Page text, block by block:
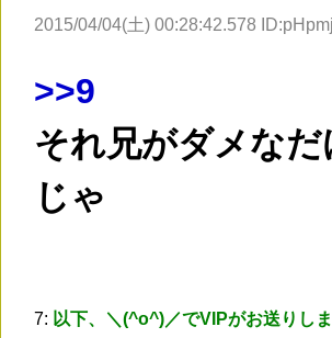
2015/04/04(土) 00:28:42.578
>>9
それ兄がダメなだ
じゃ
7: 以下、＼(^o^)／でVIPがお送りし